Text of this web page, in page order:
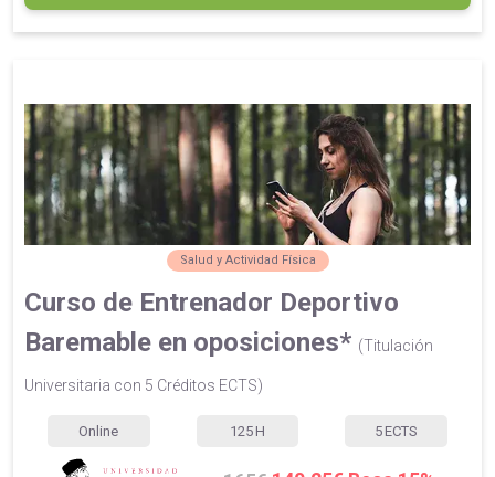
Salud y Actividad Física
Curso de Entrenador Deportivo
Baremable en oposiciones* (Titulación
Universitaria con 5 Créditos ECTS)
Online 125 H 5 ECTS